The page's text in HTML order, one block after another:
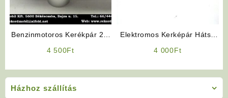
Házhoz szállítás
Benzinmotoros Kerékpár 2T,
4 500Ft
Elektromos Kerképár Hátsó
4 000Ft